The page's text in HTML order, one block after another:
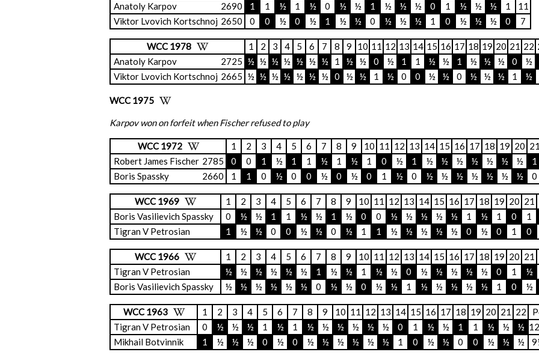
Anatoly Karpov
2690 1 1 ½ 1 ½ 0 ½ ½ 1 ½ ½ ½ 0 1 ½ ½ ½ 1
11
Viktor Lvovich Kortschnoj 2650 0 0 ½ 0 ½ 1 ½ ½ 0 ½ ½ ½ 1 0 ½ ½ ½ 0 7
WCC 1978 1 2 3 4 5 6 7 8 9 10 11 12 13 14 15 16 17 18 19 20 21 22
Anatoly Karpov
2725 ½ ½ ½ ½ ½ ½ ½ 1 ½ ½ 0 ½ 1 1 ½ ½ 1 ½ ½ ½ 0 ½
Viktor Lvovich Kortschnoj 2665 ½ ½ ½ ½ ½ ½ ½ 0 ½ ½ 1 ½ 0 0 ½ ½ 0 ½ ½ ½ 1 ½
WCC 1975
Karpov won on forfeit when Fischer refused to play
WCC 1972 1 2 3 4 5 6 7 8 9 10 11 12 13 14 15 16 17 18 19 20 21
Robert James Fischer 2785 0 0 1 ½ 1 1 ½ 1 ½ 1 0 ½ 1 ½ ½ ½ ½ ½ ½ ½ 1
Boris Spassky
2660 1 1 0 ½ 0 0 ½ 0 ½ 0 1 ½ 0 ½ ½ ½ ½ ½ ½ ½ 0
WCC 1969 1 2 3 4 5 6 7 8 9 10 11 12 13 14 15 16 17 18 19 20 21
Boris Vasilievich Spassky
0 ½ ½ 1 1 ½ ½ 1 ½ 0 0 ½ ½ ½ ½ ½ 1 ½ 1 0 1
Tigran V Petrosian
1 ½ ½ 0 0 ½ ½ 0 ½ 1 1 ½ ½ ½ ½ ½ 0 ½ 0 1 0
WCC 1966 1 2 3 4 5 6 7 8 9 10 11 12 13 14 15 16 17 18 19 20 21
Tigran V Petrosian
½ ½ ½ ½ ½ ½ 1 ½ ½ 1 ½ ½ 0 ½ ½ ½ ½ ½ 0 1 ½
Boris Vasilievich Spassky
½ ½ ½ ½ ½ ½ 0 ½ ½ 0 ½ ½ 1 ½ ½ ½ ½ ½ 1 0 ½
WCC 1963 1 2 3 4 5 6 7 8 9 10 11 12 13 14 15 16 17 18 19 20 21 22
Tigran V Petrosian
0 ½ ½ ½ 1 ½ 1 ½ ½ ½ ½ ½ ½ 0 1 ½ ½ 1 1 ½ ½ ½
Mikhail Botvinnik
1 ½ ½ ½ 0 ½ 0 ½ ½ ½ ½ ½ ½ 1 0 ½ ½ 0 0 ½ ½ ½